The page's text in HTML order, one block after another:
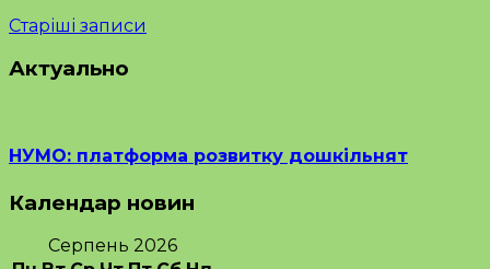
Старіші записи
Актуально
НУМО: платформа розвитку дошкільнят
Календар новин
Серпень 2026